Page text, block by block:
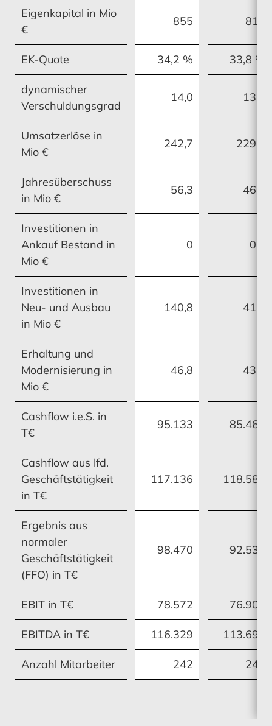
Ausblick
Eigenkapital in Mio
€
855 813
EK-Quote 34,2 % 33,8 %
dynamischer
Verschuldungsgrad
14,0 13,2
Umsatzerlöse in
Mio €
242,7 229,2
Jahresüberschuss
in Mio €
56,3 46,7
Investitionen in
Ankauf Bestand in
Mio €
0 0,0
Investitionen in
Neu- und Ausbau
in Mio €
140,8 41,8
Erhaltung und
Modernisierung in
Mio €
46,8 43,0
Cashflow i.e.S. in
T€
95.133 85.467
Cashflow aus lfd.
Geschäftstätigkeit
in T€
117.136 118.581
Ergebnis aus
normaler
Geschäftstätigkeit
(FFO) in T€
98.470 92.539
EBIT in T€ 78.572 76.907
EBITDA in T€ 116.329 113.696
Anzahl Mitarbeiter 242 249